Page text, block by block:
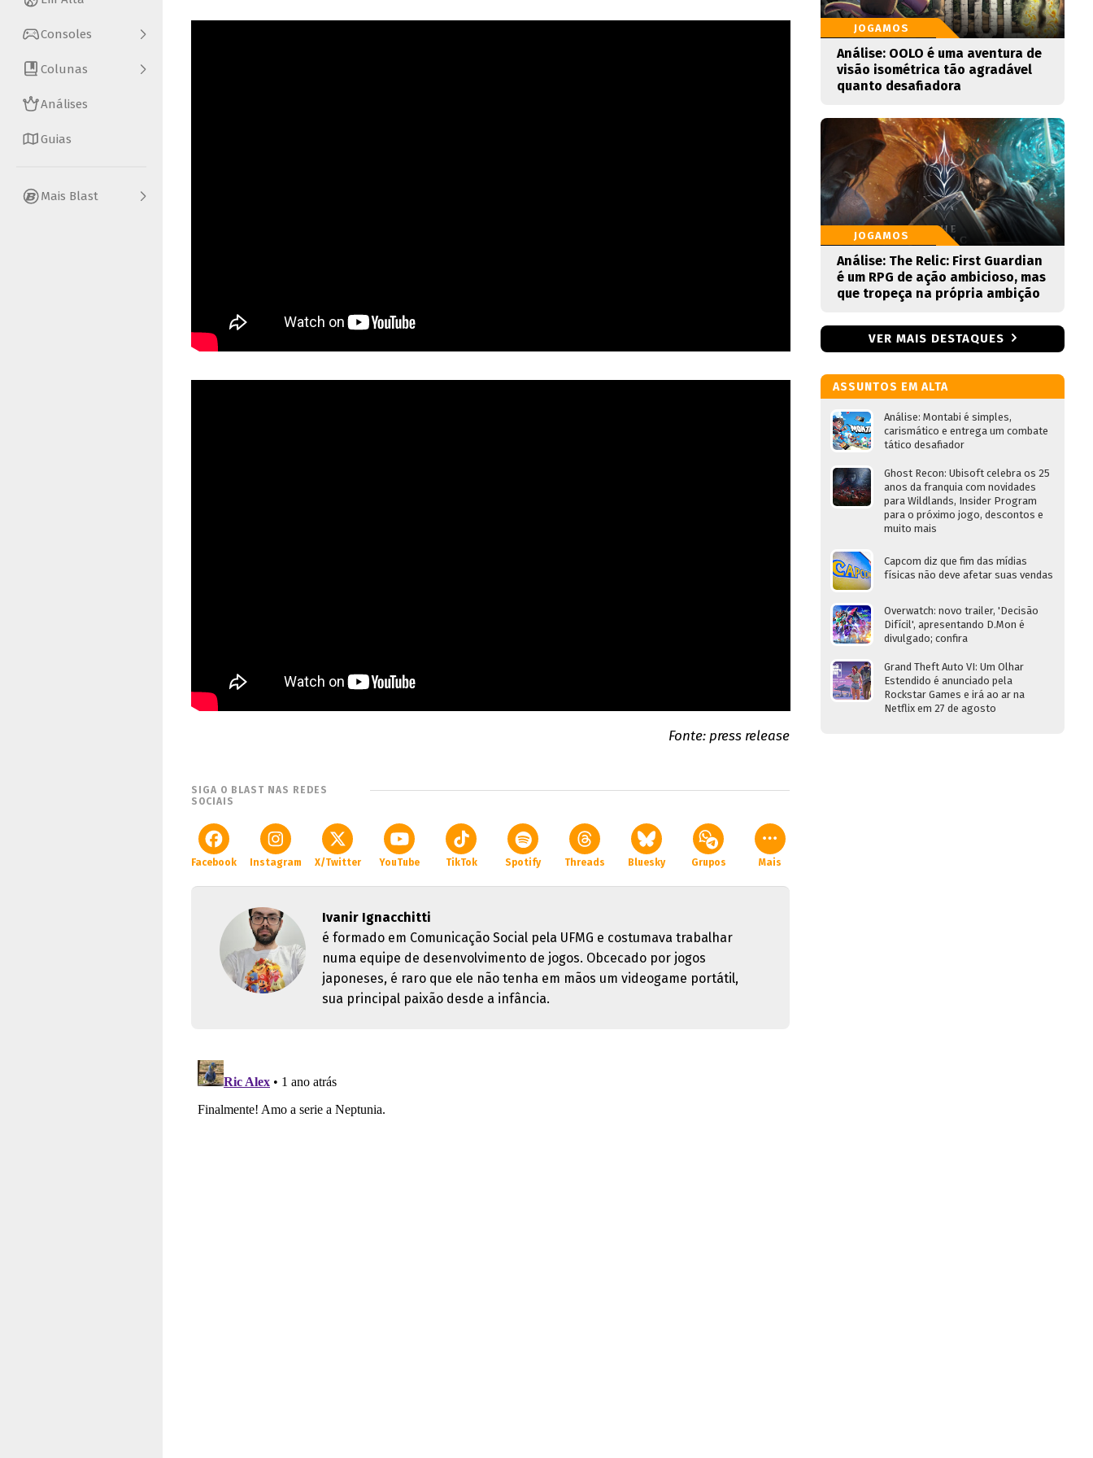
Consoles
Colunas
Análises
Guias
Mais Blast
Fonte: press release
SIGA O BLAST NAS REDES
SOCIAIS
Facebook Instagram X/Twitter YouTube TikTok Spotify Threads Bluesky Grupos Mais
Ivanir Ignacchitti
é formado em Comunicação Social pela UFMG e costumava trabalhar
numa equipe de desenvolvimento de jogos. Obcecado por jogos
japoneses, é raro que ele não tenha em mãos um videogame portátil,
sua principal paixão desde a infância.
JOGAMOS
Análise: OOLO é uma aventura de
visão isométrica tão agradável
quanto desafiadora
JOGAMOS
Análise: The Relic: First Guardian
é um RPG de ação ambicioso, mas
que tropeça na própria ambição
VER MAIS DESTAQUES
ASSUNTOS EM ALTA
Análise: Montabi é simples,
carismático e entrega um combate
tático desafiador
Ghost Recon: Ubisoft celebra os 25
anos da franquia com novidades
para Wildlands, Insider Program
para o próximo jogo, descontos e
muito mais
Capcom diz que fim das mídias
físicas não deve afetar suas vendas
Overwatch: novo trailer, 'Decisão
Difícil', apresentando D.Mon é
divulgado; confira
Grand Theft Auto VI: Um Olhar
Estendido é anunciado pela
Rockstar Games e irá ao ar na
Netflix em 27 de agosto